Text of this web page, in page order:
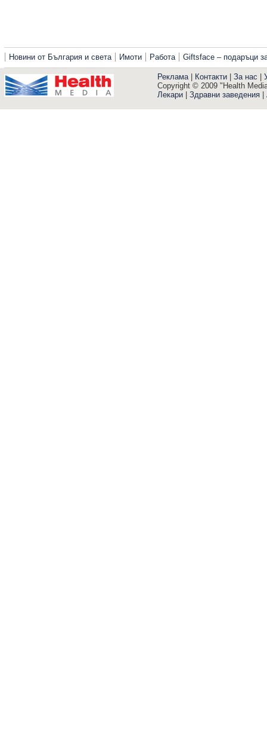
Новини от България и света Имоти Работа Giftsface – подаръци
Реклама| Контакти За нас
Copyright © 2009 "Health
Лекари
Здравни заведения